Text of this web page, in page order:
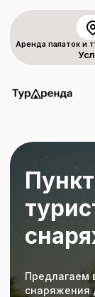
Аренда палаток и
Предлагаем
снаряжения